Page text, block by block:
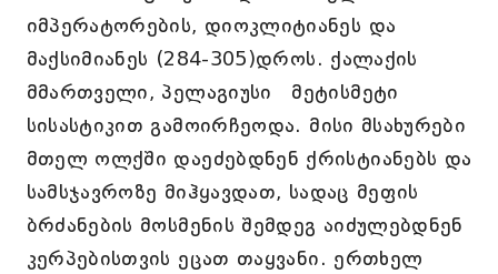
იმპერატორების, დიოკლიტიანეს და
მაქსიმიანეს (284-305)დროს. ქალაქის
მმართველი, პელაგიუსი მეტისმეტი
სისასტიკით გამოირჩეოდა. მისი მსახურები
მთელ ოლქში დაეძებდნენ ქრისტიანებს და
სამსჯავროზე მიჰყავდათ, სადაც მეფის
ბრძანების მოსმენის შემდეგ აიძულებდნენ
კერპებისთვის ეცათ თაყვანი. ერთხელ